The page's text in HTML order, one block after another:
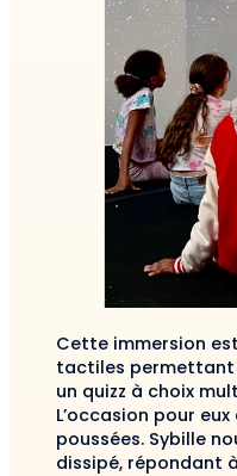
Cette immersion
tactiles permettant
un quizz à choix
L’occasion pour
poussées. Sybille
dissipé, répondant